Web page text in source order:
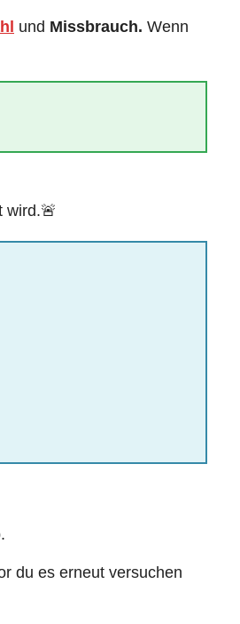
und Missbrauch. Wenn
wird.🚨
du es erneut versuchen